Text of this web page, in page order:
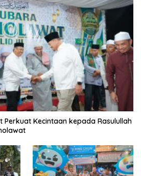
Kecintaan kepada Rasulullah